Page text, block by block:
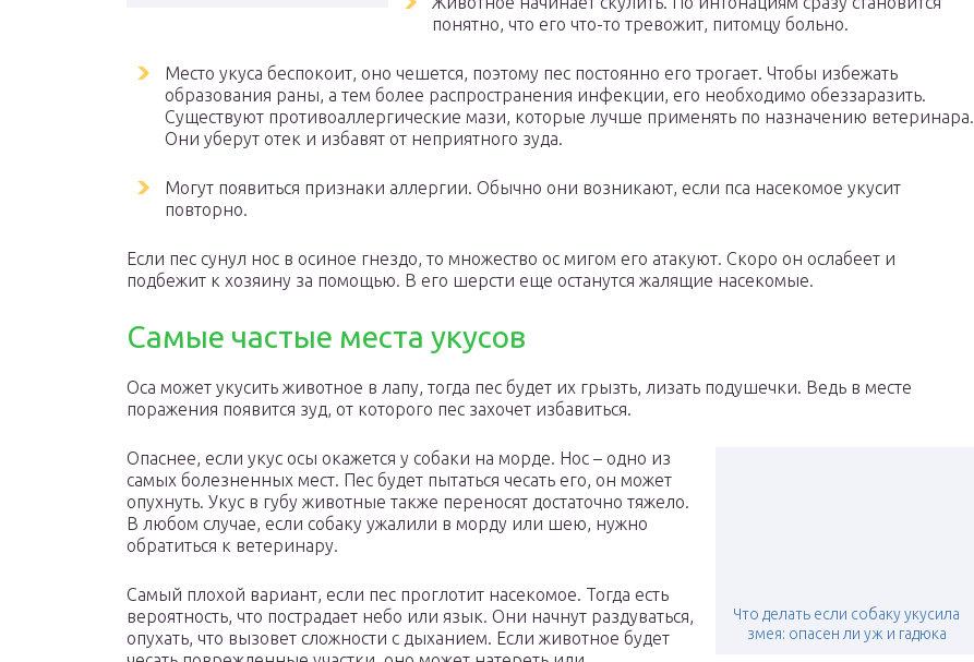
понятно, что его что-то тревожит, питомцу больно.
Место укуса беспокоит, оно чешется, поэтому пес постоянно его трогает. Чтобы избежать
образования раны, а тем более распространения инфекции, его необходимо обеззаразить.
Существуют противоаллергические мази, которые лучше применять по назначению ветеринара.
Они уберут отек и избавят от неприятного зуда.
Могут появиться признаки аллергии. Обычно они возникают, если пса насекомое укусит
повторно.
Если пес сунул нос в осиное гнездо, то множество ос мигом его атакуют. Скоро он ослабеет и
подбежит к хозяину за помощью. В его шерсти еще останутся жалящие насекомые.
Самые частые места укусов
Оса может укусить животное в лапу, тогда пес будет их грызть, лизать подушечки. Ведь в месте
поражения появится зуд, от которого пес захочет избавиться.
Что делать если собаку укусила
змея: опасен ли уж и гадюка
Опаснее, если укус осы окажется у собаки на морде. Нос – одно из
самых болезненных мест. Пес будет пытаться чесать его, он может
опухнуть. Укус в губу животные также переносят достаточно тяжело.
В любом случае, если собаку ужалили в морду или шею, нужно
обратиться к ветеринару.
Самый плохой вариант, если пес проглотит насекомое. Тогда есть
вероятность, что пострадает небо или язык. Они начнут раздуваться,
опухать, что вызовет сложности с дыханием. Если животное будет